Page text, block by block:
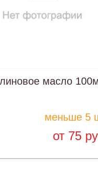
масло
меньше 5
от 75